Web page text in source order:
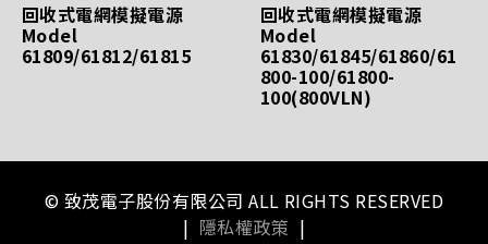
回收式電網模擬電源
Model
61809/61812/61815
回收式電網模擬電源
Model
61830/61845/61860/61
800-100/61800-
100(800VLN)
© 致茂電子股份有限公司 ALL RIGHTS RESERVED
| 隱私權政策 |